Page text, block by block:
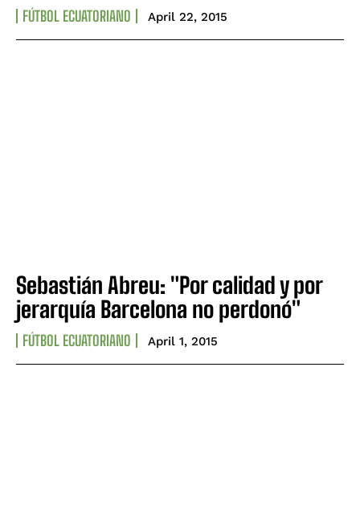
FÚTBOL ECUATORIANO April 22, 2015
Sebastián Abreu: "Por calidad y por
jerarquía Barcelona no perdonó"
FÚTBOL ECUATORIANO April 1, 2015